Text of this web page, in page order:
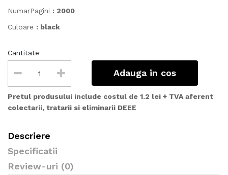
NumarPagini : 2000
Culoare : black
Cantitate
Adauga in cos
Pretul produsului include costul de 1.2 lei + TVA aferent
colectarii, tratarii si eliminarii DEEE
Descriere
Specificatii
Review-uri (0)